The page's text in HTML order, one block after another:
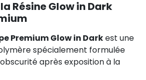
Résine Glow in Dark
Premium Glow in Darkest une
spécialement formulée
après exposition à la